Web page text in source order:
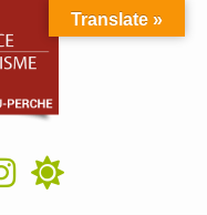
Translate »